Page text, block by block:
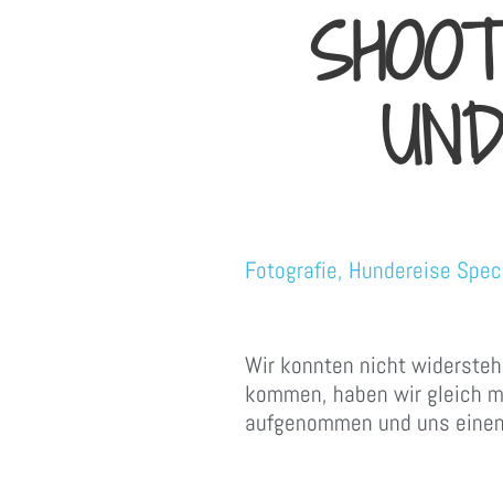
Fotografie, Hundereise
Wir konnten nicht
kommen, haben wir gleich
aufgenommen und uns